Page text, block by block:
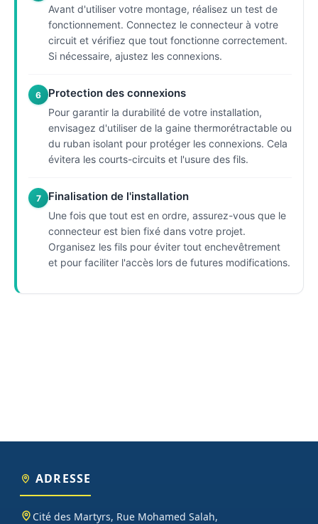
Avant d'utiliser votre montage, réalisez un test de
fonctionnement. Connectez le connecteur à votre
circuit et vérifiez que tout fonctionne correctement.
Si nécessaire, ajustez les connexions.
6 Protection des connexions
Pour garantir la durabilité de votre installation,
envisagez d'utiliser de la gaine thermorétractable ou
du ruban isolant pour protéger les connexions. Cela
évitera les courts-circuits et l'usure des fils.
7 Finalisation de l'installation
Une fois que tout est en ordre, assurez-vous que le
connecteur est bien fixé dans votre projet.
Organisez les fils pour éviter tout enchevêtrement
et pour faciliter l'accès lors de futures modifications.
ADRESSE
Cité des Martyrs, Rue Mohamed Salah,